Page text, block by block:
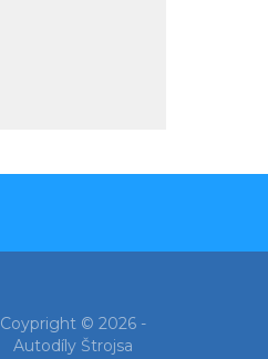
Coypright © 2026 -
Autodíly Štrojsa